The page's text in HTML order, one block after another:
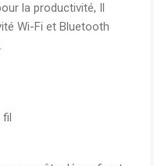
la productivité, Il
Wi-Fi et Bluetooth
fil